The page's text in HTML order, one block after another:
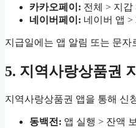
카카오페이: 전체 > 지갑
네이버페이: 네이버 앱 >
지급일에는 앱 알림 또는 문
5. 지역사랑상품권
지역사랑상품권 앱을 통해 신
동백전: 앱 실행 > 잔액